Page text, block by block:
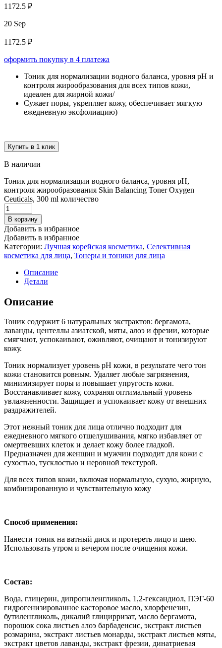
1172.5 ₽
20 Sep
1172.5 ₽
оформить покупку в 4 платежа
Тоник для нормализации водного баланса, уровня pH и
контроля жирообразования для всех типов кожи,
идеален для жирной кожи/
Сужает поры, укрепляет кожу, обеспечивает мягкую
ежедневную эксфолиацию)
Купить в 1 клик
В наличии
Тоник для нормализации водного баланса, уровня pH,
контроля жирообразования Skin Balancing Toner Oxygen
Ceuticals, 300 ml количество
В корзину
Добавить в избранное
Добавить в избранное
Категории: Лучшая корейская косметика, Селективная
косметика для лица, Тонеры и тоники для лица
Описание
Детали
Описание
Тоник содержит 6 натуральных экстрактов: бергамота,
лаванды, центеллы азиатской, мяты, алоэ и фрезии, которые
смягчают, успокаивают, оживляют, очищают и тонизируют
кожу.
Тоник нормализует уровень pH кожи, в результате чего тон
кожи становится ровным. Удаляет любые загрязнения,
минимизирует поры и повышает упругость кожи.
Восстанавливает кожу, сохраняя оптимальный уровень
увлажненности. Защищает и успокаивает кожу от внешних
раздражителей.
Этот нежный тоник для лица отлично подходит для
ежедневного мягкого отшелушивания, мягко избавляет от
омертвевших клеток и делает кожу более гладкой.
Предназначен для женщин и мужчин подходит для кожи с
сухостью, тусклостью и неровной текстурой.
Для всех типов кожи, включая нормальную, сухую, жирную,
комбинированную и чувствительную кожу
Способ применения:
Нанести тоник на ватный диск и протереть лицо и шею.
Использовать утром и вечером после очищения кожи.
Состав:
Вода, глицерин, дипропиленгликоль, 1,2-гександиол, ПЭГ-60
гидрогенизированное касторовое масло, хлорфенезин,
бутиленгликоль, дикалий глицирризат, масло бергамота,
порошок сока листьев алоэ барбаденсис, экстракт листьев
розмарина, экстракт листьев монарды, экстракт листьев мяты,
экстракт цветов лаванды, экстракт фрезии, динатриевая